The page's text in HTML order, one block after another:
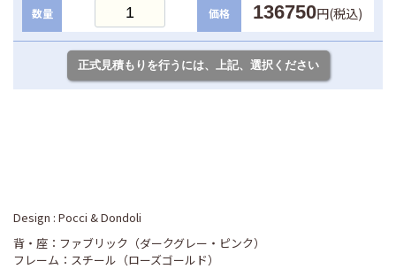
数量 価格 136750円(税込)
Design : Pocci & Dondoli
背・座：ファブリック（ダークグレー・ピンク）
フレーム：スチール（ローズゴールド）